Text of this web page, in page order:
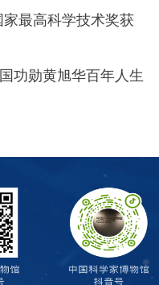
最高科学技术奖获
功勋黄旭华百年人生